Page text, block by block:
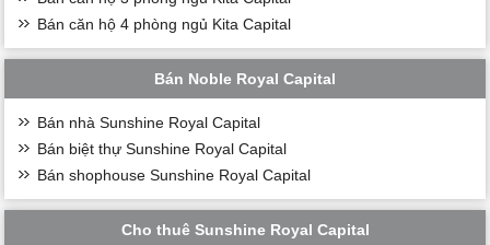
Bán căn hộ 4 phòng ngủ Kita Capital
Bán Noble Royal Capital
Bán nhà Sunshine Royal Capital
Bán biệt thự Sunshine Royal Capital
Bán shophouse Sunshine Royal Capital
Cho thuê Sunshine Royal Capital